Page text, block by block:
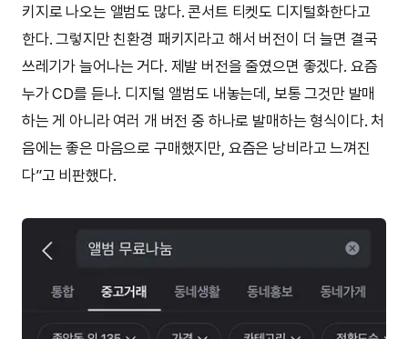
키지로 나오는 앨범도 많다. 콘서트 티켓도 디지털화한다고
한다. 그렇지만 친환경 패키지라고 해서 버전이 더 늘면 결국
쓰레기가 늘어나는 거다. 제발 버전을 줄였으면 좋겠다. 요즘
누가 CD를 듣나. 디지털 앨범도 내놓는데, 보통 그것만 발매
하는 게 아니라 여러 개 버전 중 하나로 발매하는 형식이다. 처
음에는 좋은 마음으로 구매했지만, 요즘은 낭비라고 느껴진
다”고 비판했다.